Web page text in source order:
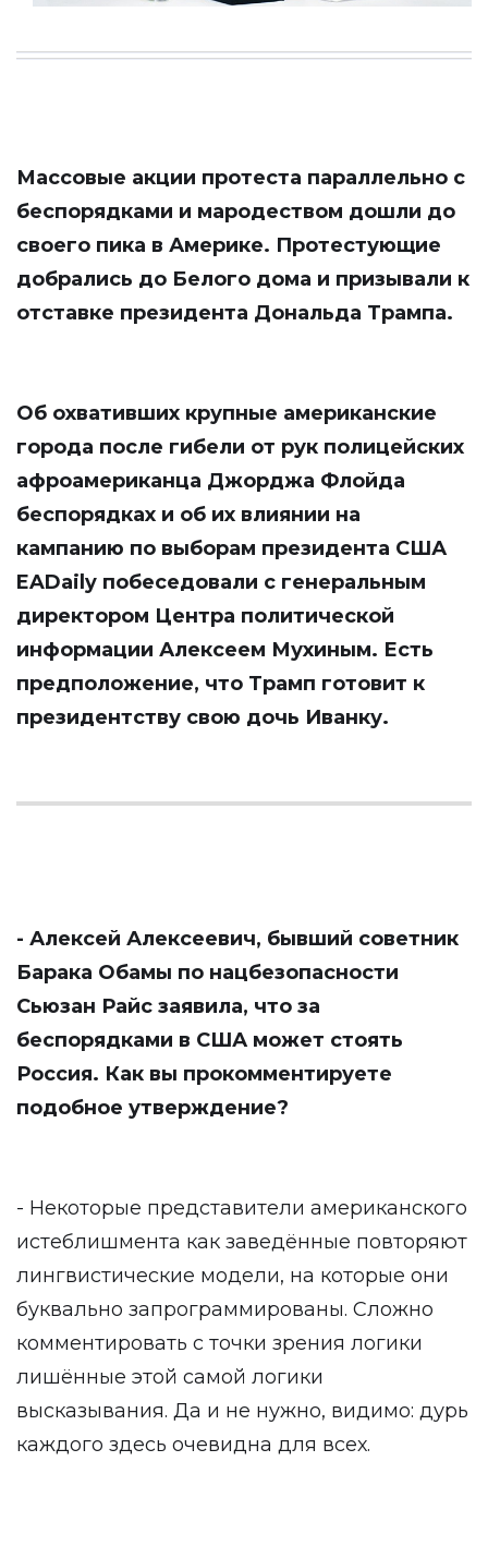
Массовые акции протеста параллельно с
беспорядками и мародеством дошли до
своего пика в Америке. Протестующие
добрались до Белого дома и призывали к
отставке президента Дональда Трампа.
Об охвативших крупные американские
города после гибели от рук полицейских
афроамериканца Джорджа Флойда
беспорядках и об их влиянии на
кампанию по выборам президента США
EADaily побеседовали с генеральным
директором Центра политической
информации Алексеем Мухиным. Есть
предположение, что Трамп готовит к
президентству свою дочь Иванку.
- Алексей Алексеевич, бывший советник
Барака Обамы по нацбезопасности
Сьюзан Райс заявила, что за
беспорядками в США может стоять
Россия. Как вы прокомментируете
подобное утверждение?
- Некоторые представители американского
истеблишмента как заведённые повторяют
лингвистические модели, на которые они
буквально запрограммированы. Сложно
комментировать с точки зрения логики
лишённые этой самой логики
высказывания. Да и не нужно, видимо: дурь
каждого здесь очевидна для всех.